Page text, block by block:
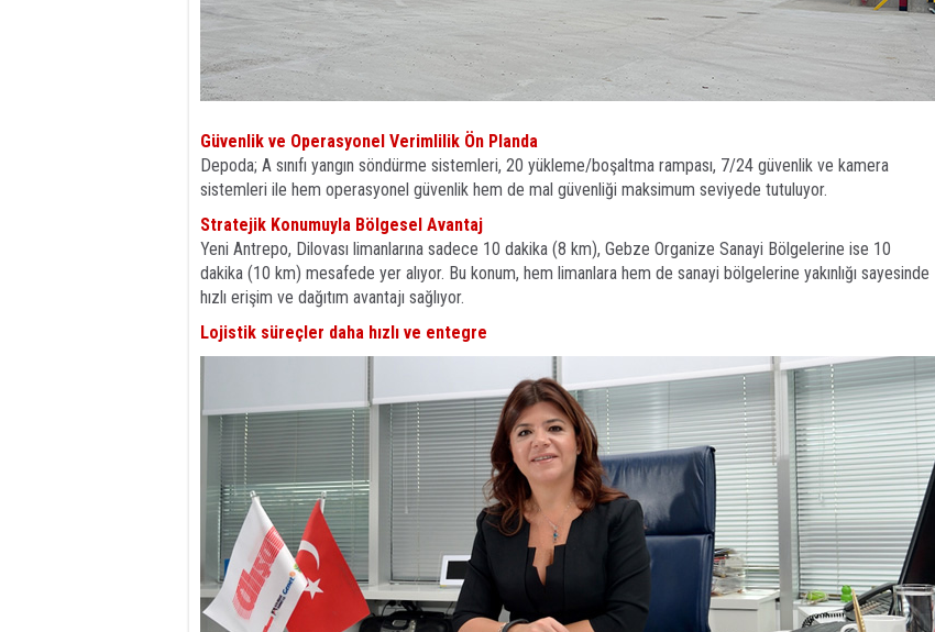
Güvenlik ve Operasyonel Verimlilik Ön Planda
Depoda; A sınıfı yangın söndürme sistemleri, 20 yükleme/boşaltma rampası, 7/24 güvenlik ve kamera
sistemleri ile hem operasyonel güvenlik hem de mal güvenliği maksimum seviyede tutuluyor.
Stratejik Konumuyla Bölgesel Avantaj
Yeni Antrepo, Dilovası limanlarına sadece 10 dakika (8 km), Gebze Organize Sanayi Bölgelerine ise 10
dakika (10 km) mesafede yer alıyor. Bu konum, hem limanlara hem de sanayi bölgelerine yakınlığı sayesinde
hızlı erişim ve dağıtım avantajı sağlıyor.
Lojistik süreçler daha hızlı ve entegre